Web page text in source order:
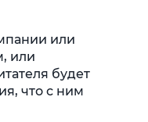
или
или
будет
что с ним